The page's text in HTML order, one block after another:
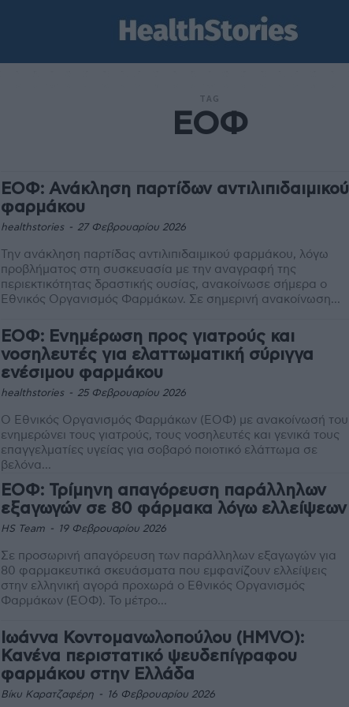
TAG
ΕΟΦ
ΕΟΦ: Ανάκληση παρτίδων αντιλιπιδαιμικού
φαρμάκου
healthstories - 27 Φεβρουαρίου 2026
Την ανάκληση παρτίδας αντιλιπιδαιμικού φαρμάκου, λόγω
προβλήματος στη συσκευασία με την αναγραφή της
περιεκτικότητας δραστικής ουσίας, ανακοίνωσε σήμερα ο
Εθνικός Οργανισμός Φαρμάκων. Σε σημερινή ανακοίνωση...
ΕΟΦ: Ενημέρωση προς γιατρούς και
νοσηλευτές για ελαττωματική σύριγγα
ενέσιμου φαρμάκου
healthstories - 25 Φεβρουαρίου 2026
Ο Εθνικός Οργανισμός Φαρμάκων (ΕΟΦ) με ανακοίνωσή του
ενημερώνει τους γιατρούς, τους νοσηλευτές και γενικά τους
επαγγελματίες υγείας για σοβαρό ποιοτικό ελάττωμα σε
βελόνα...
ΕΟΦ: Τρίμηνη απαγόρευση παράλληλων
εξαγωγών σε 80 φάρμακα λόγω ελλείψεων
HS Team - 19 Φεβρουαρίου 2026
Σε προσωρινή απαγόρευση των παράλληλων εξαγωγών για
80 φαρμακευτικά σκευάσματα που εμφανίζουν ελλείψεις
στην ελληνική αγορά προχωρά ο Εθνικός Οργανισμός
Φαρμάκων (ΕΟΦ). Το μέτρο...
Ιωάννα Κοντομανωλοπούλου (HMVO):
Κανένα περιστατικό ψευδεπίγραφου
φαρμάκου στην Ελλάδα
Βίκυ Καρατζαφέρη - 16 Φεβρουαρίου 2026